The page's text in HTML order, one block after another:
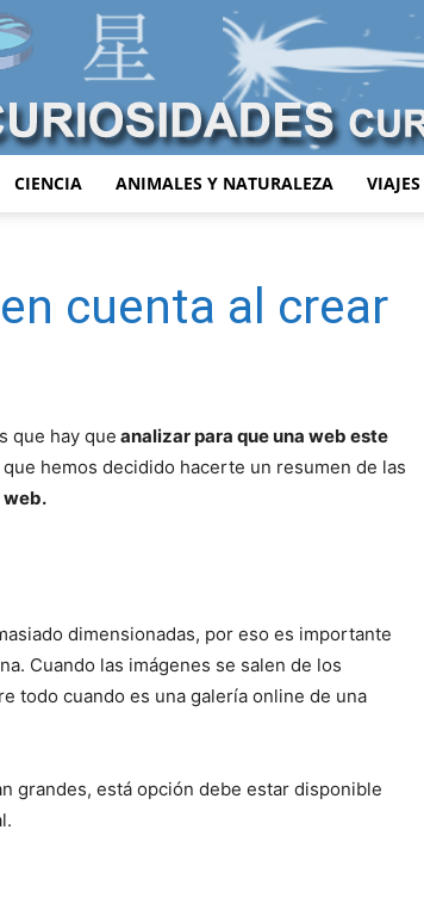
Mundo
CIENCIA ANIMALES Y NATURALEZA VIAJES
cuenta al crear
que hay que analizar para que una web este
hemos decidido hacerte un resumen de las
web.
dimensionadas, por eso es importante
Cuando las imágenes se salen de los
todo cuando es una galería online de una
grandes, está opción debe estar disponible